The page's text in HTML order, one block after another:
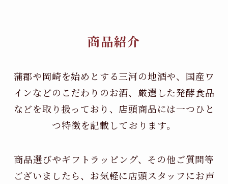
商品紹介
蒲郡や岡崎を始めとする三河の地酒や、国産ワ
インなどのこだわりのお酒、 厳選した発酵食品
などを取り扱っており、店頭商品には一つひと
つ特徴を記載しております。
商品選びやギフトラッピング、その他ご質問等
ございましたら、お気軽に店頭スタッフにお声